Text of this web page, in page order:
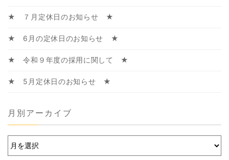
★ ７月定休日のお知らせ ★
★ 6月の定休日のお知らせ ★
★ 令和９年度の採用に関して ★
★ 5月定休日のお知らせ ★
月別アーカイブ